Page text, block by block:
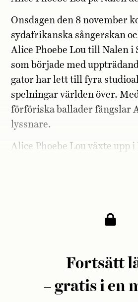
Onsdagen den 8 november
sydafrikanska sångerskan
Alice Phoebe Lou till Nalen i
som började med
gator har lett till fyra
spelningar världen över.
förföriska ballader fängslar
lyssnare.
Alice Phoebe Lou växte upp
Fortsätt
– gratis i en